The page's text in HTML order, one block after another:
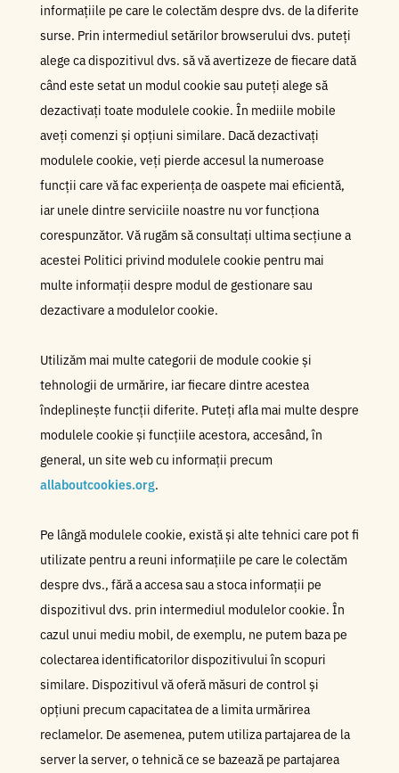
informațiile pe care le colectăm despre dvs. de la diferite
surse. Prin intermediul setărilor browserului dvs. puteți
alege ca dispozitivul dvs. să vă avertizeze de fiecare dată
când este setat un modul cookie sau puteți alege să
dezactivați toate modulele cookie. În mediile mobile
aveți comenzi și opțiuni similare. Dacă dezactivați
modulele cookie, veți pierde accesul la numeroase
funcții care vă fac experiența de oaspete mai eficientă,
iar unele dintre serviciile noastre nu vor funcționa
corespunzător. Vă rugăm să consultați ultima secțiune a
acestei Politici privind modulele cookie pentru mai
multe informații despre modul de gestionare sau
dezactivare a modulelor cookie.
Utilizăm mai multe categorii de module cookie și
tehnologii de urmărire, iar fiecare dintre acestea
îndeplinește funcții diferite. Puteți afla mai multe despre
modulele cookie și funcțiile acestora, accesând, în
general, un site web cu informații precum
allaboutcookies.org.
Pe lângă modulele cookie, există și alte tehnici care pot fi
utilizate pentru a reuni informațiile pe care le colectăm
despre dvs., fără a accesa sau a stoca informații pe
dispozitivul dvs. prin intermediul modulelor cookie. În
cazul unui mediu mobil, de exemplu, ne putem baza pe
colectarea identificatorilor dispozitivului în scopuri
similare. Dispozitivul vă oferă măsuri de control și
opțiuni precum capacitatea de a limita urmărirea
reclamelor. De asemenea, putem utiliza partajarea de la
server la server, o tehnică ce se bazează pe partajarea